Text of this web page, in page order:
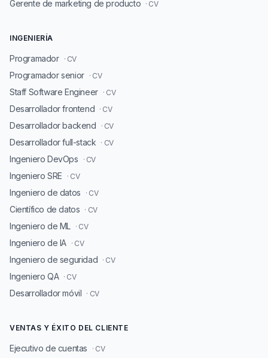
Gerente de marketing de producto · CV
INGENIERÍA
Programador · CV
Programador senior · CV
Staff Software Engineer · CV
Desarrollador frontend · CV
Desarrollador backend · CV
Desarrollador full-stack · CV
Ingeniero DevOps · CV
Ingeniero SRE · CV
Ingeniero de datos · CV
Científico de datos · CV
Ingeniero de ML · CV
Ingeniero de IA · CV
Ingeniero de seguridad · CV
Ingeniero QA · CV
Desarrollador móvil · CV
VENTAS Y ÉXITO DEL CLIENTE
Ejecutivo de cuentas · CV